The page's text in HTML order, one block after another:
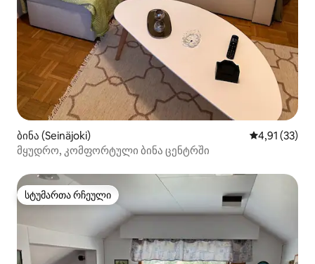
ბინა (Seinäjoki) საშუალო
4,91 (33)
მყუდრო, კომფორტული ბინა ცენტრში
სტუმართა რჩეული
სტუმართა რჩეული